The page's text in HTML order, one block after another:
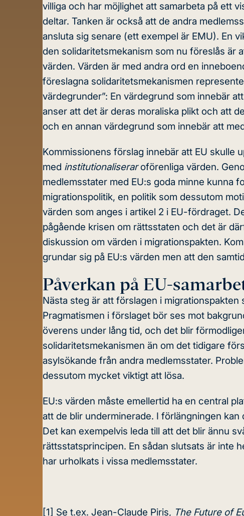
villiga och har möjlighet att samarbeta på ett
deltar. Tanken är också att de andra
ansluta sig senare (ett exempel är EMU). En
den solidaritetsmekanism som nu föreslås är
värden. Värden är med andra ord en
föreslagna solidaritetsmekanismen
värdegrunder”: En värdegrund som innebär
anser att det är deras moraliska plikt och att
och en annan värdegrund som innebär att
Kommissionens förslag innebär att EU skulle
med institutionaliseraroförenliga värden.
medlemsstater med EU:s goda minne kunna
migrationspolitik, en politik som dessutom
värden som anges i artikel 2 i EU-fördraget.
pågående krisen om rättsstaten och det är
diskussion om värden i migrationspakten.
grundar sig på EU:s värden men att den
Påverkan på EU-
Nästa steg är att förslagen i
Pragmatismen i förslagetbör ses mot
överens under lång tid, och det blir
solidaritetsmekanismen än om det tidigare
asylsökande från andra medlemsstater.
dessutom mycket viktigt att lösa.
EU:s värden måste emellertid ha en central
att de blir underminerade. I förlängningen
Det kan exempelvis leda till att det blir ännu
rättsstatsprincipen. En sådan slutsats är inte
har urholkats i vissa medlemsstater.
[1] Se t.ex. Jean-Claude Piris, The Future of